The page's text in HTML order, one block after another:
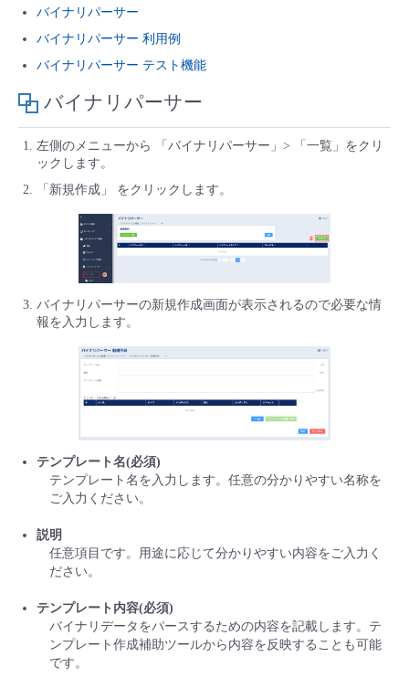
管理機能
すべてのメニューを見る
サポート
管理機能
IoT
モニタリング/監査
- ユーザー機能の管理
- 登録情報の管理
- APIリファレンス
■ 基本構築ガイド
- クラウド / サーバー
- Flexible InterConnect
- Flexible Remote Access
- vUTM2
- データと分析
- IoT
- マルチクラウド利用
- リモートワーク
- ITインフラストラクチャー
- その他
故障/メンテナンス履歴
メンテナンス予定
パートナー
販売パートナー向けプログラム
協業パートナー
トレーニング/操作動画
脱炭素化
バイナリパーサー
バイナリパーサー 利用例
バイナリパーサー テスト機能
バイナリパーサー
左側のメニューから 「バイナリパーサー」> 「一覧」をクリ
ックします。
「新規作成」 をクリックします。
バイナリパーサーの新規作成画面が表示されるので必要な情
報を入力します。
テンプレート名(必須)
テンプレート名を入力します。任意の分かりやすい名称を
ご入力ください。
説明
任意項目です。用途に応じて分かりやすい内容をご入力く
ださい。
テンプレート内容(必須)
バイナリデータをパースするための内容を記載します。テ
ンプレート作成補助ツールから内容を反映することも可能
です。